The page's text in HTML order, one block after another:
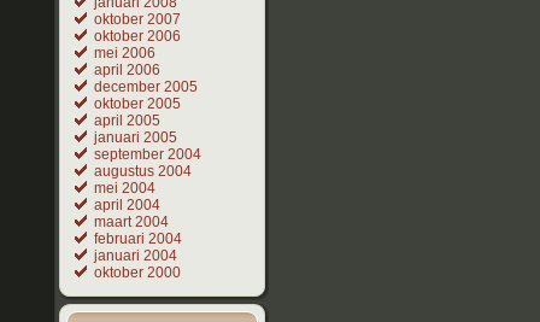
oktober 2007
oktober 2006
mei 2006
april 2006
december 2005
oktober 2005
april 2005
januari 2005
september 2004
augustus 2004
mei 2004
april 2004
maart 2004
februari 2004
januari 2004
oktober 2000